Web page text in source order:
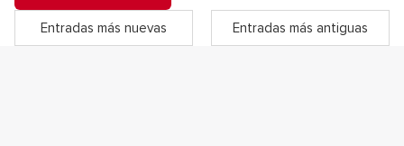
Entradas más nuevas Entradas más antiguas